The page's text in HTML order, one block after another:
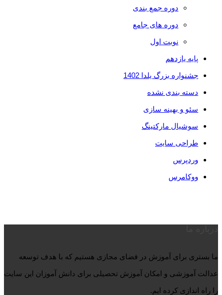
دوره جمع بندی
دوره های جامع
نوبت اول
پایه یازدهم
جشنواره بزرگ یلدا 1402
دسته بندی نشده
سئو و بهینه سازی
سوشیال مارکتینگ
طراحی سایت
وردپرس
ووکامرس
ما بستری برای آموزش در فضای مجازی هستیم که با هدف توسعه
عدالت آموزشی و امکان آموزش تحصیلی برای دانش آموزان این سایت
را راه اندازی کرده ایم.